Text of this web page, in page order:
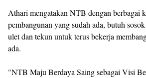
Athari mengatakan NTB dengan berbagai
pembangunan yang sudah ada, butuh
ulet dan tekun untuk terus bekerja
ada.
"NTB Maju Berdaya Saing sebagai Visi